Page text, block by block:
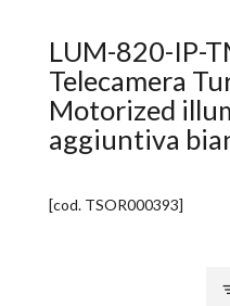
LUM-820-IP-
Telecamera
Motorized
aggiuntiva
[cod. TSOR000393]